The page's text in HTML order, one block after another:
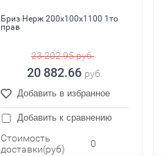
Бриз Нерж 200x100x1100 1то
прав
23 202.95руб.
20 882.66 руб.
Добавить в избранное
Добавить к сравнению
Стоимость
доставки(руб)
0